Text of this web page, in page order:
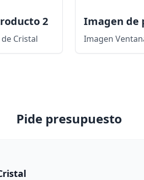
2
Cristal
Imagen de
Imagen
Pide presupuesto